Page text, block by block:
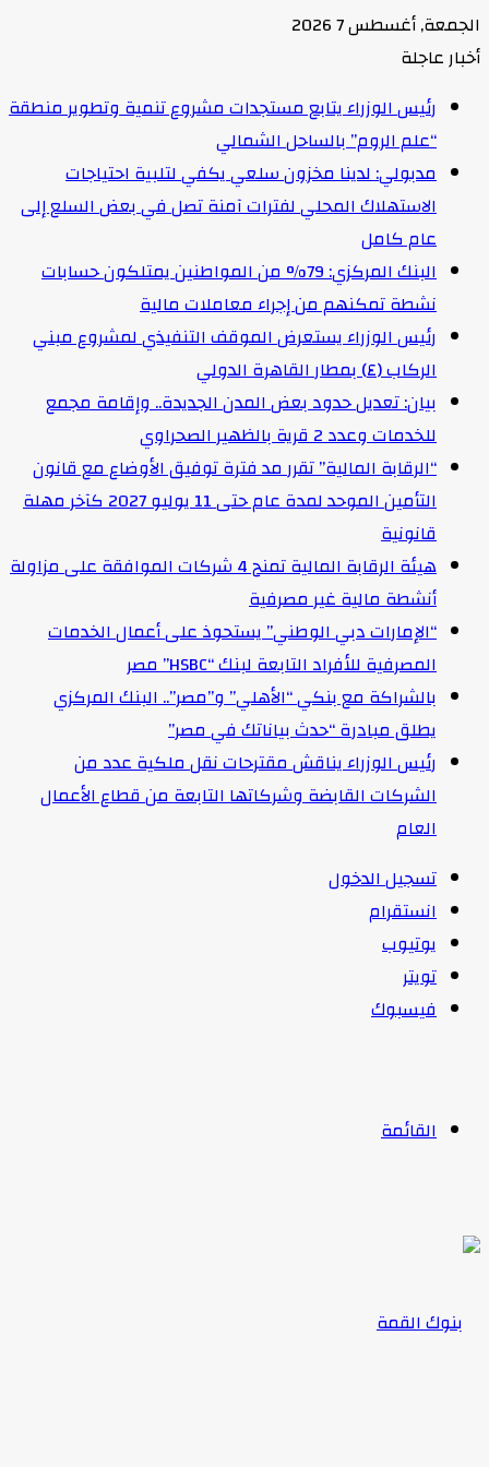
الجمعة, أغسطس 7 2026
أخبار عاجلة
رئيس الوزراء يتابع مستجدات مشروع تنمية وتطوير منطقة
“علم الروم” بالساحل الشمالي
مدبولي: لدينا مخزون سلعي يكفي لتلبية احتياجات
الاستهلاك المحلي لفترات آمنة تصل في بعض السلع إلى
عام كامل
البنك المركزي: 79% من المواطنين يمتلكون حسابات
نشطة تمكنهم من إجراء معاملات مالية
رئيس الوزراء يستعرض الموقف التنفيذي لمشروع مبني
الركاب (٤) بمطار القاهرة الدولي
بيان: تعديل حدود بعض المدن الجديدة.. وإقامة مجمع
للخدمات وعدد 2 قرية بالظهير الصحراوي
“الرقابة المالية” تقرر مد فترة توفيق الأوضاع مع قانون
التأمين الموحد لمدة عام حتى 11 يوليو 2027 كآخر مهلة
قانونية
هيئة الرقابة المالية تمنح 4 شركات الموافقة على مزاولة
أنشطة مالية غير مصرفية
“الإمارات دبي الوطني” يستحوذ على أعمال الخدمات
المصرفية للأفراد التابعة لبنك “HSBC” مصر
بالشراكة مع بنكي “الأهلي” و”مصر”.. البنك المركزي
يطلق مبادرة “حدث بياناتك في مصر”
رئيس الوزراء يناقش مقترحات نقل ملكية عدد من
الشركات القابضة وشركاتها التابعة من قطاع الأعمال
العام
تسجيل الدخول
انستقرام
يوتيوب
تويتر
فيسبوك
القائمة